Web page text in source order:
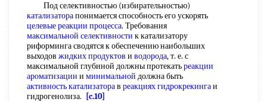
Под селективностью (избирательностью)
катализаторапонимается способность его ускорять
целевые реакции процесса. Требования
максимальной селективности к катализатору
риформинга сводятся к обеспечению наибольших
выходов жидких продуктов и водорода, т. е. с
максимальной глубиной должны протекатьреакции
ароматизации и минимальной должна быть
активность катализаторав реакциях гидрокрекингаи
гидрогенолиза.
[c.10]